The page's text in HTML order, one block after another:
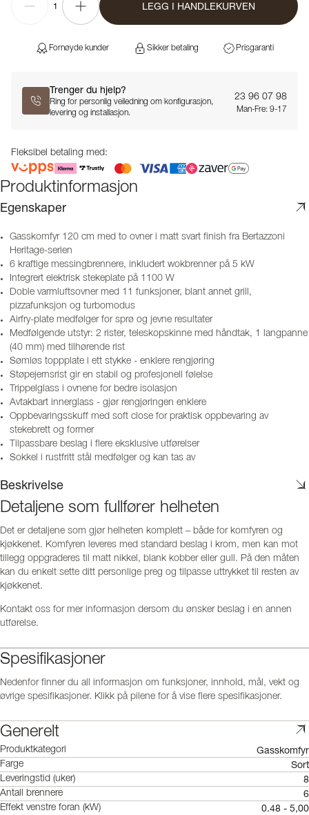
1 LEGG I HANDLEKURVEN
Fornøyde kunder Sikker betaling Prisgaranti
Trenger du hjelp?
Ring for personlig veiledning om konfigurasjon,
levering og installasjon.
23 96 07 98
Man-Fre: 9-17
Fleksibel betaling med:
Produktinformasjon
Egenskaper
Gasskomfyr 120 cm med to ovner i matt svart finish fra Bertazzoni
Heritage-serien
6 kraftige messingbrennere, inkludert wokbrenner på 5 kW
Integrert elektrisk stekeplate på 1100 W
Doble varmluftsovner med 11 funksjoner, blant annet grill,
pizzafunksjon og turbomodus
Airfry-plate medfølger for sprø og jevne resultater
Medfølgende utstyr: 2 rister, teleskopskinne med håndtak, 1 langpanne
(40 mm) med tilhørende rist
Sømløs toppplate i ett stykke - enklere rengjøring
Støpejernsrist gir en stabil og profesjonell følelse
Trippelglass i ovnene for bedre isolasjon
Avtakbart innerglass - gjør rengjøringen enklere
Oppbevaringsskuff med soft close for praktisk oppbevaring av
stekebrett og former
Tilpassbare beslag i flere eksklusive utførelser
Sokkel i rustfritt stål medfølger og kan tas av
Beskrivelse
Detaljene som fullfører helheten
Det er detaljene som gjør helheten komplett – både for komfyren og
kjøkkenet. Komfyren leveres med standard beslag i krom, men kan mot
tillegg oppgraderes til matt nikkel, blank kobber eller gull. På den måten
kan du enkelt sette ditt personlige preg og tilpasse uttrykket til resten av
kjøkkenet.
Kontakt oss for mer informasjon dersom du ønsker beslag i en annen
utførelse.
Spesifikasjoner
Nedenfor finner du all informasjon om funksjoner, innhold, mål, vekt og
øvrige spesifikasjoner. Klikk på pilene for å vise flere spesifikasjoner.
Generelt
Produktkategori Gasskomfyr
Farge Sort
Leveringstid (uker) 8
Antall brennere 6
Effekt venstre foran (kW) 0.48 - 5,00